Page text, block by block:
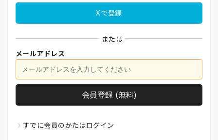
Xで登録
または
メールアドレス
会員登録 (無料)
すでに会員のかたはログイン